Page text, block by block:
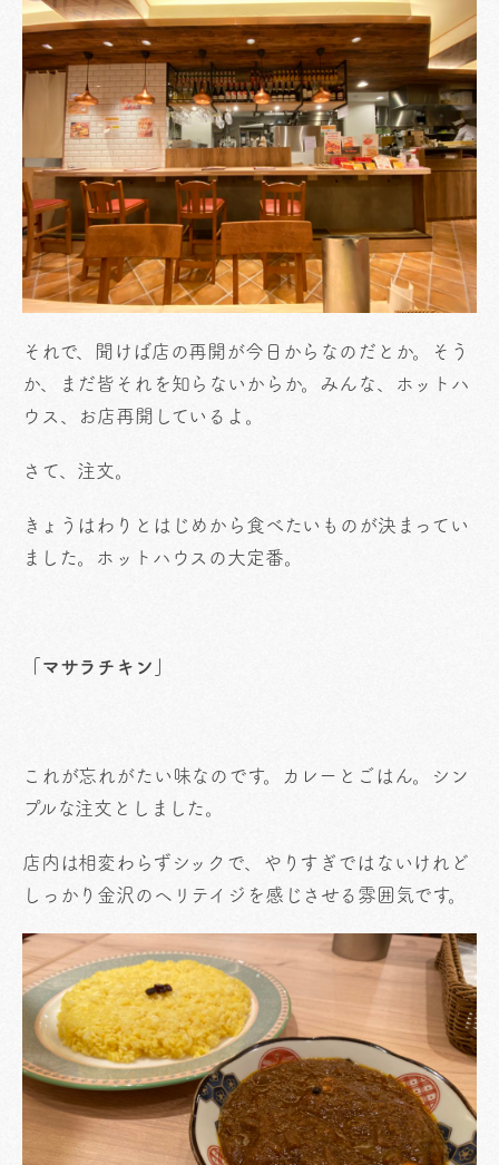
それで、聞けば店の再開が今日からなのだとか。そう
か、まだ皆それを知らないからか。みんな、ホットハ
ウス、お店再開しているよ。
さて、注文。
きょうはわりとはじめから食べたいものが決まってい
ました。ホットハウスの大定番。
「マサラチキン」
これが忘れがたい味なのです。カレーとごはん。シン
プルな注文としました。
店内は相変わらずシックで、やりすぎではないけれど
しっかり金沢のヘリテイジを感じさせる雰囲気です。